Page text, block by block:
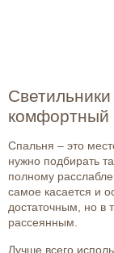
комфортный
Спальня – это
нужно подбирать
полному
самое касается и
достаточным, но в
рассеянным.
Лучше всего